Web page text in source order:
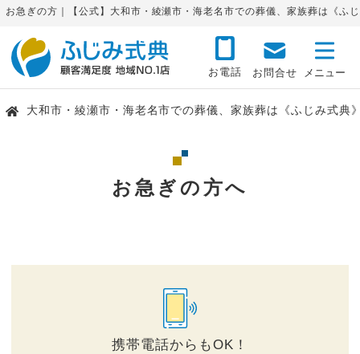
お急ぎの方｜【公式】大和市・綾瀬市・海老名市での葬儀、家族葬は《ふ
お電話 お問合せ
大和市・綾瀬市・海老名市での葬儀、家族葬は《ふじみ式典
お急ぎの方へ
携帯電話からもOK！